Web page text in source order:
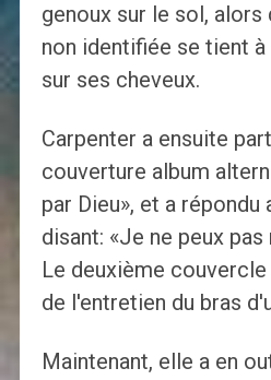
genoux sur le sol, alors
non identifiée se tient
sur ses cheveux.
Carpenter a ensuite
couverture album
par Dieu», et a
disant: «Je ne peux
Le deuxième
de l'entretien du bras
Maintenant, elle a en